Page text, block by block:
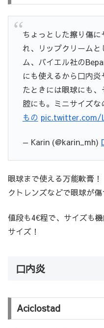
ちょっとした擦り傷
れ、リップクリーム
ム、バイエル社の
にも使えるから口内
たときには眼球にも
腔にも。ミニサイズな
もの pic.twitter.com/
— Karin (@karin_mh)
眼球まで使える万能軟膏
クトレンズなどで眼球が
値段も4€程で、サイズも
サイズ！
口内炎
Aciclostad